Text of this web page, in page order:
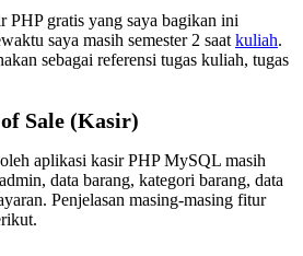
PHP gratis yang saya bagikan ini
saya masih semester 2 saat kuliah.
sebagai referensi tugas kuliah, tugas
Sale (Kasir)
aplikasi kasir PHP MySQL masih
data barang, kategori barang, data
Penjelasan masing-masing fitur